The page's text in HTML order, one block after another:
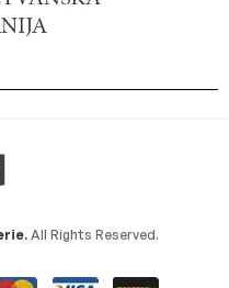
All Rights Reserved.